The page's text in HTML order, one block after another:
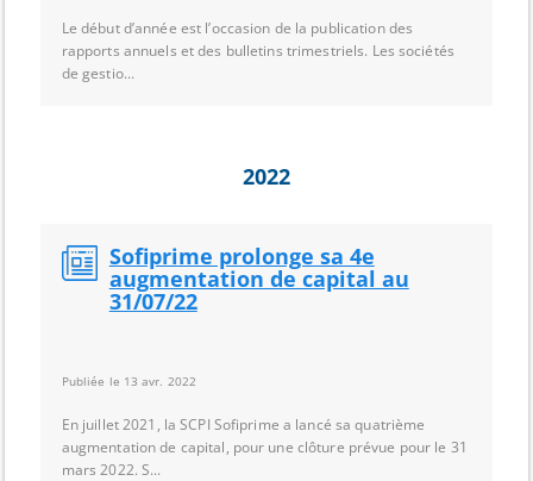
Le début d’année est l’occasion de la publication des
rapports annuels et des bulletins trimestriels. Les sociétés
de gestio...
2022
Sofiprime prolonge sa 4e
augmentation de capital au
31/07/22
Publiée le 13 avr. 2022
En juillet 2021, la SCPI Sofiprime a lancé sa quatrième
augmentation de capital, pour une clôture prévue pour le 31
mars 2022. S...